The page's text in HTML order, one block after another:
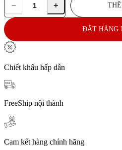
Gạch
lát
nền
6x25x50
VN-
DAS4503
lượng
− +
ĐẶT HÀNG
Chiết khấu hấp dẫn
FreeShip nội thành
Cam kết hàng chính hãng